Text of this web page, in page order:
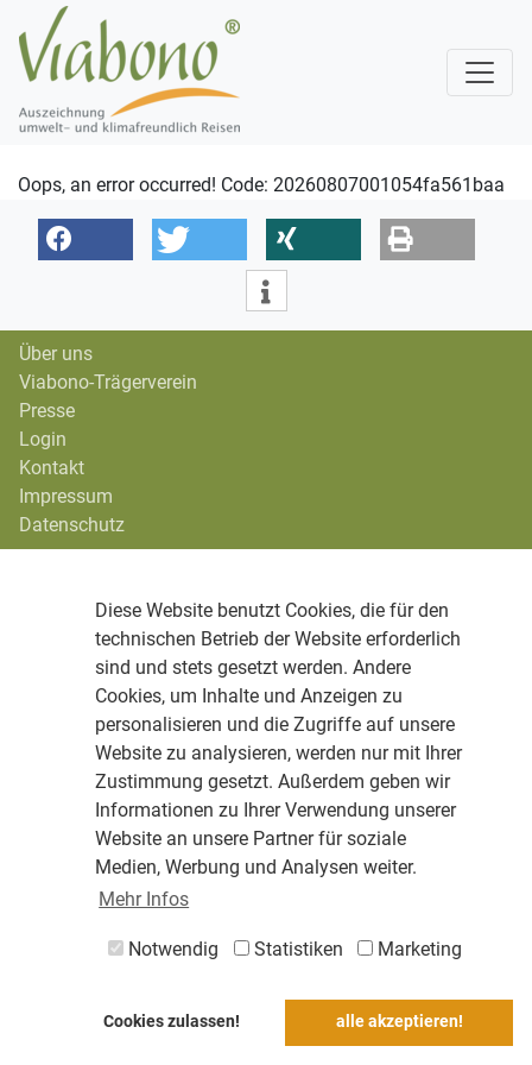
Diese Website benutzt Cookies, die für den
technischen Betrieb der Website erforderlich
sind und stets gesetzt werden. Andere
Cookies, um Inhalte und Anzeigen zu
personalisieren und die Zugriffe auf unsere
Website zu analysieren, werden nur mit Ihrer
Zustimmung gesetzt. Außerdem geben wir
Informationen zu Ihrer Verwendung unserer
Website an unsere Partner für soziale
Medien, Werbung und Analysen weiter.
Mehr Infos
Notwendig Statistiken Marketing
Cookies zulassen! alle akzeptieren!
Oops, an error occurred! Code: 20260807001054fa561baa
Über uns
Viabono-Trägerverein
Presse
Login
Kontakt
Impressum
Datenschutz